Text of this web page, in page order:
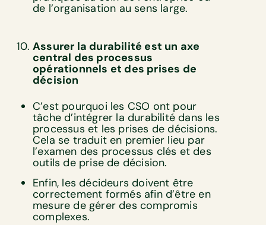
de l’organisation au sens large.
Assurer la durabilité est un axe
central des processus
opérationnels et des prises de
décision
C’est pourquoi les CSO ont pour
tâche d’intégrer la durabilité dans les
processus et les prises de décisions.
Cela se traduit en premier lieu par
l’examen des processus clés et des
outils de prise de décision.
Enfin, les décideurs doivent être
correctement formés afin d’être en
mesure de gérer des compromis
complexes.